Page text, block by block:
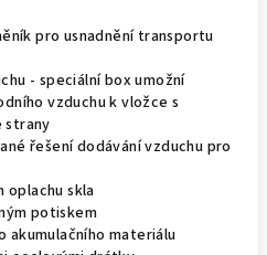
pro usnadnění transportu
- speciální box umožní
vzduchu k vložce s
strany
řešení dodávání vzduchu pro
oplachu skla
potiskem
akumulačního materiálu